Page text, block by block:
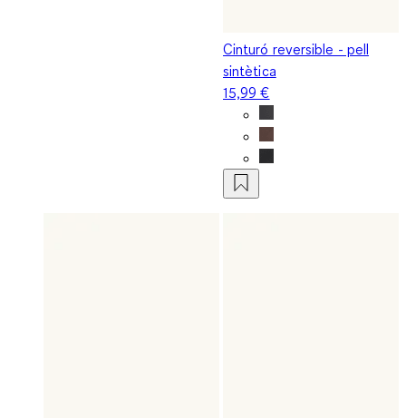
Cinturó reversible - pell
sintètica
15,99 €